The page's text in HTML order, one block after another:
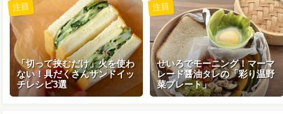
「切って挟むだけ」火を使わ
ない！具だくさんサンドイッ
チレシピ3選
注目
せいろでモーニング！マーマ
レード醤油タレの「彩り温野
菜プレート」
注目